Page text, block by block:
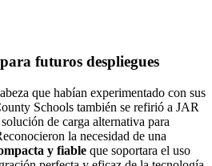
futuros despliegues
que habían experimentado con sus
Schools también se refirió a JAR
de carga alternativa para
la necesidad de una
y fiable que soportara el uso